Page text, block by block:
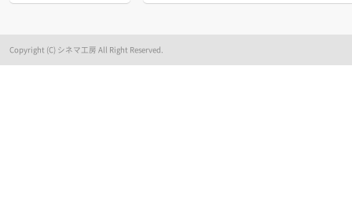
Copyright (C) シネマ工房 All Right Reserved.